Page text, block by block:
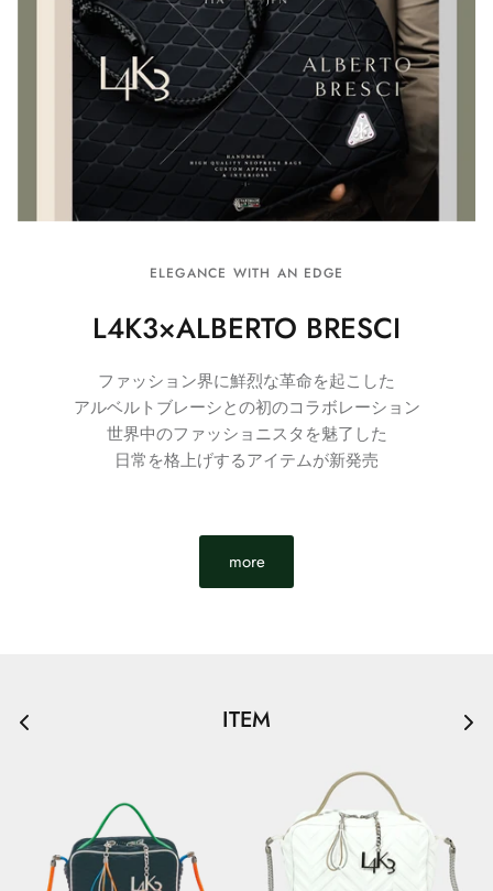
ELEGANCE WITH AN EDGE
L4K3×ALBERTO BRESCI
ファッション界に鮮烈な革命を起こした
アルベルトブレーシとの初のコラボレーション
世界中のファッショニスタを魅了した
日常を格上げするアイテムが新発売
more
ITEM